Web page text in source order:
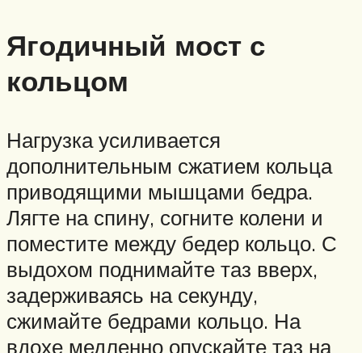
Ягодичный мост с
кольцом
Нагрузка усиливается
дополнительным сжатием кольца
приводящими мышцами бедра.
Лягте на спину, согните колени и
поместите между бедер кольцо. С
выдохом поднимайте таз вверх,
задерживаясь на секунду,
сжимайте бедрами кольцо. На
вдохе медленно опускайте таз на